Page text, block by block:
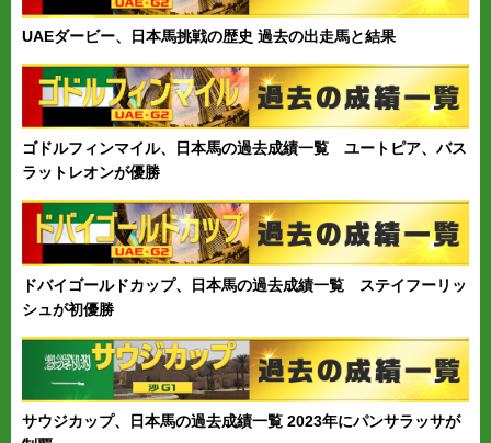
UAEダービー、日本馬挑戦の歴史 過去の出走馬と結果
ゴドルフィンマイル、日本馬の過去成績一覧 ユートピア、バス
ラットレオンが優勝
ドバイゴールドカップ、日本馬の過去成績一覧 ステイフーリッ
シュが初優勝
サウジカップ、日本馬の過去成績一覧 2023年にパンサラッサが